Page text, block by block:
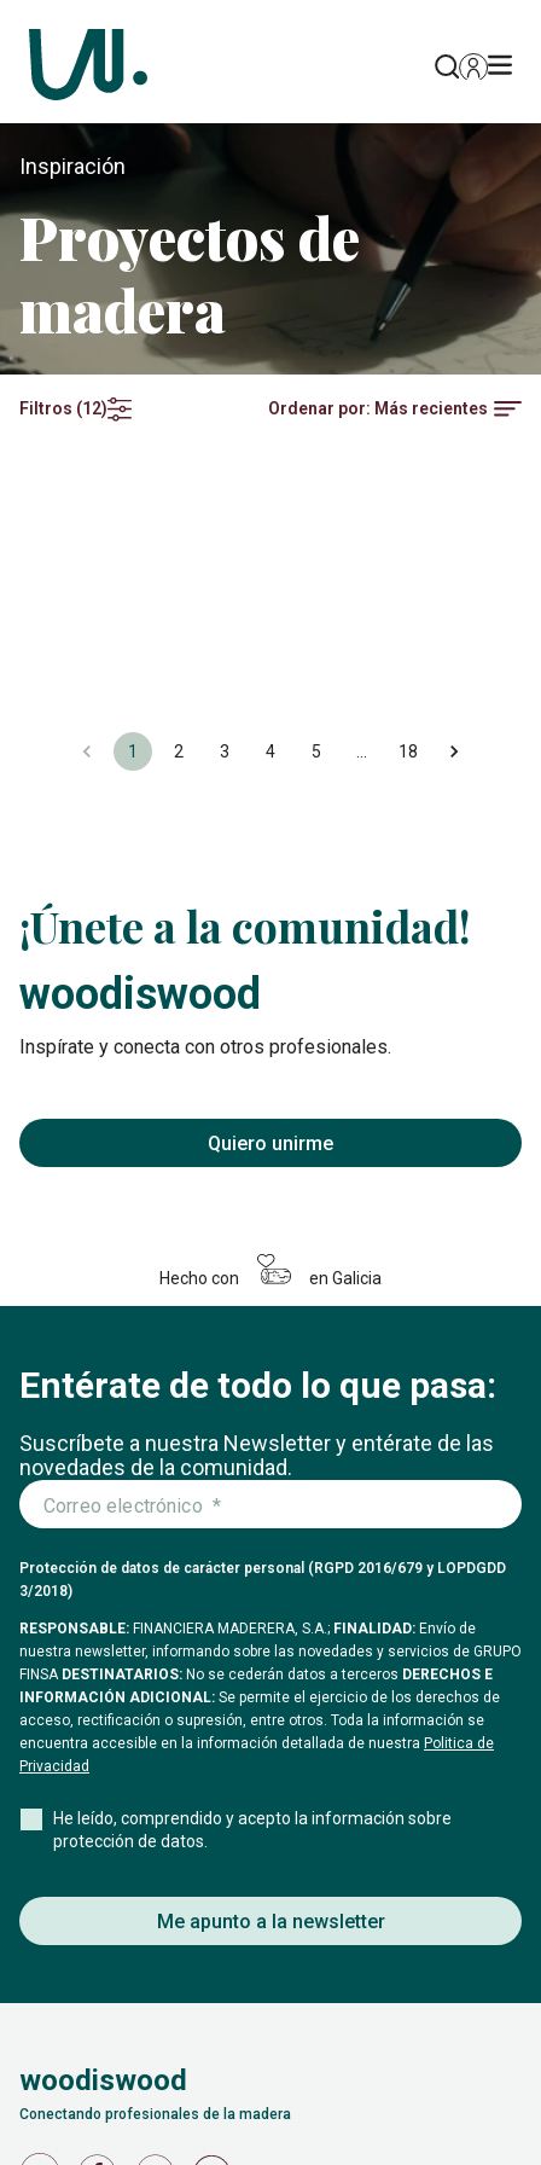
Inspiración
Proyectos de
madera
Filtros (12) Ordenar por: Más recientes
1 2 3 4 5 18
¡Únete a la comunidad!
woodiswood
Inspírate y conecta con otros profesionales.
Quiero unirme
Hecho con en Galicia
Entérate de todo lo que pasa:
Suscríbete a nuestra Newsletter y entérate de las
novedades de la comunidad.
Protección de datos de carácter personal (RGPD 2016/679 y LOPDGDD
3/2018)
RESPONSABLE: FINANCIERA MADERERA, S.A.; FINALIDAD: Envío de
nuestra newsletter, informando sobre las novedades y servicios de GRUPO
FINSADESTINATARIOS: No se cederán datos a terceros DERECHOS E
INFORMACIÓN ADICIONAL: Se permite el ejercicio de los derechos de
acceso, rectificación o supresión, entre otros. Toda la información se
encuentra accesible en la información detallada de nuestra Politica de
Privacidad
He leído, comprendido y acepto la información sobre
protección de datos.
Me apunto a la newsletter
woodiswood
Conectando profesionales de la madera